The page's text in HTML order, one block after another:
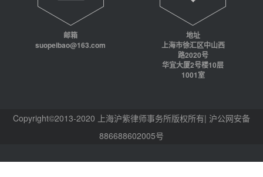
邮箱
suopeibao@163.com
地址
上海市徐汇区中山西
路2020号
华宜大厦2号楼10层
1001室
Copyright©2013-2020 上海沪紫律师事务所版权所有| 沪公网安备
886688602005号